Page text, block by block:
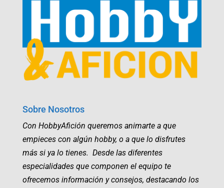
Sobre Nosotros
Con HobbyAfición queremos animarte a que
empieces con algún hobby, o a que lo disfrutes
más si ya lo tienes. Desde las diferentes
especialidades que componen el equipo te
ofrecemos información y consejos, destacando los